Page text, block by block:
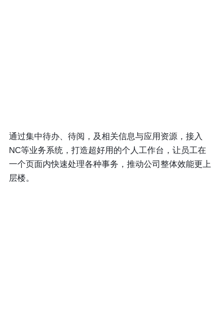
通过集中待办、待阅，及相关信息与应用资源，接入
NC等业务系统，打造超好用的个人工作台，让员工在
一个页面内快速处理各种事务，推动公司整体效能更上
层楼。